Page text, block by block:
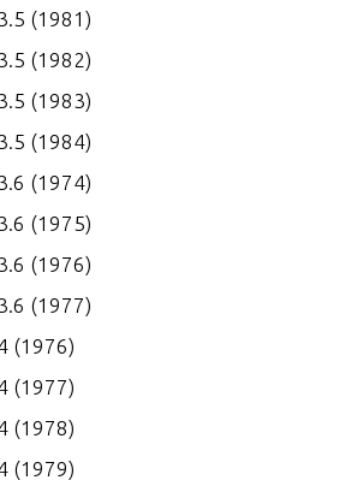
(1981)
(1982)
(1983)
(1984)
(1974)
(1975)
(1976)
(1977)
(1976)
(1977)
(1978)
(1979)